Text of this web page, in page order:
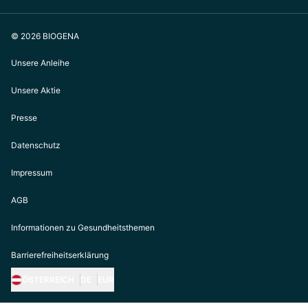
© 2026 BIOGENA
Unsere Anleihe
Unsere Aktie
Presse
Datenschutz
Impressum
AGB
Informationen zu Gesundheitsthemen
Barrierefreiheitserklärung
https://biogena.com/de-at